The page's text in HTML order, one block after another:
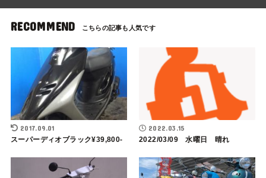
RECOMMEND
2017.09.01
スーパーディオブラック¥39,800-
2022.03.15
2022/03/09 水曜日 晴れ